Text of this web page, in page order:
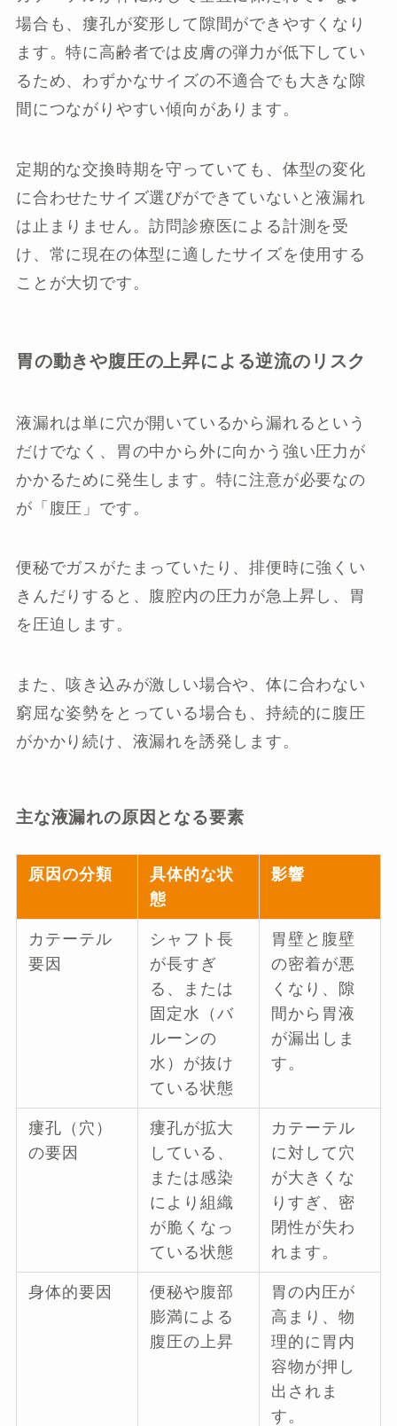
場合も、瘻孔が変形して隙間ができやすくなり
ます。特に高齢者では皮膚の弾力が低下してい
るため、わずかなサイズの不適合でも大きな隙
間につながりやすい傾向があります。
定期的な交換時期を守っていても、体型の変化
に合わせたサイズ選びができていないと液漏れ
は止まりません。訪問診療医による計測を受
け、常に現在の体型に適したサイズを使用する
ことが大切です。
胃の動きや腹圧の上昇による逆流のリスク
液漏れは単に穴が開いているから漏れるという
だけでなく、胃の中から外に向かう強い圧力が
かかるために発生します。特に注意が必要なの
が「腹圧」です。
便秘でガスがたまっていたり、排便時に強くい
きんだりすると、腹腔内の圧力が急上昇し、胃
を圧迫します。
また、咳き込みが激しい場合や、体に合わない
窮屈な姿勢をとっている場合も、持続的に腹圧
がかかり続け、液漏れを誘発します。
主な液漏れの原因となる要素
原因の分類
具体的な状
態
影響
カテーテル
要因
シャフト長
が長すぎ
る、または
固定水（バ
ルーンの
水）が抜け
ている状態
胃壁と腹壁
の密着が悪
くなり、隙
間から胃液
が漏出しま
す。
瘻孔（穴）
の要因
瘻孔が拡大
している、
または感染
により組織
が脆くなっ
ている状態
カテーテル
に対して穴
が大きくな
りすぎ、密
閉性が失わ
れます。
身体的要因
便秘や腹部
膨満による
腹圧の上昇
胃の内圧が
高まり、物
理的に胃内
容物が押し
出されま
す。